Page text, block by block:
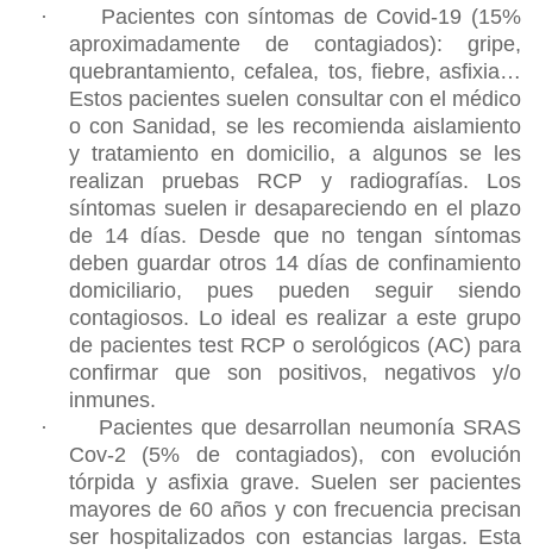
·
Pacientes con síntomas de Covid-19 (15%
aproximadamente de contagiados): gripe,
quebrantamiento, cefalea, tos, fiebre, asfixia…
Estos pacientes suelen consultar con el médico
o con Sanidad, se les recomienda aislamiento
y tratamiento en domicilio, a algunos se les
realizan pruebas RCP y radiografías. Los
síntomas suelen ir desapareciendo en el plazo
de 14 días. Desde que no tengan síntomas
deben guardar otros 14 días de confinamiento
domiciliario, pues pueden seguir siendo
contagiosos. Lo ideal es realizar a este grupo
de pacientes test RCP o serológicos (AC) para
confirmar que son positivos, negativos y/o
inmunes.
·
Pacientes que desarrollan neumonía SRAS
Cov-2 (5% de contagiados), con evolución
tórpida y asfixia grave. Suelen ser pacientes
mayores de 60 años y con frecuencia precisan
ser hospitalizados con estancias largas. Esta